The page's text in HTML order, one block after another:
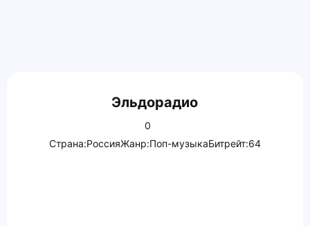
Эльдорадио
0
Страна:РоссияЖанр:Поп-музыкаБитрейт:64